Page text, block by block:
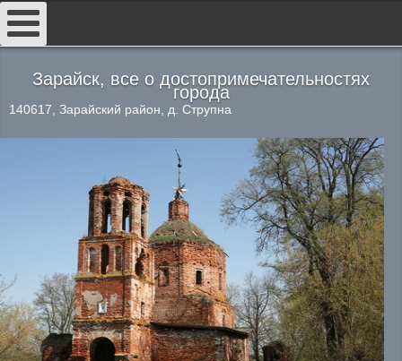
Зарайск, все о достопримечательностях
города
140617, Зарайский район, д. Струпна